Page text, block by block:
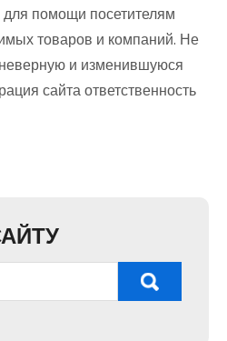
помощи посетителям
товаров и компаний. Не
и изменившуюся
сайта ответственность